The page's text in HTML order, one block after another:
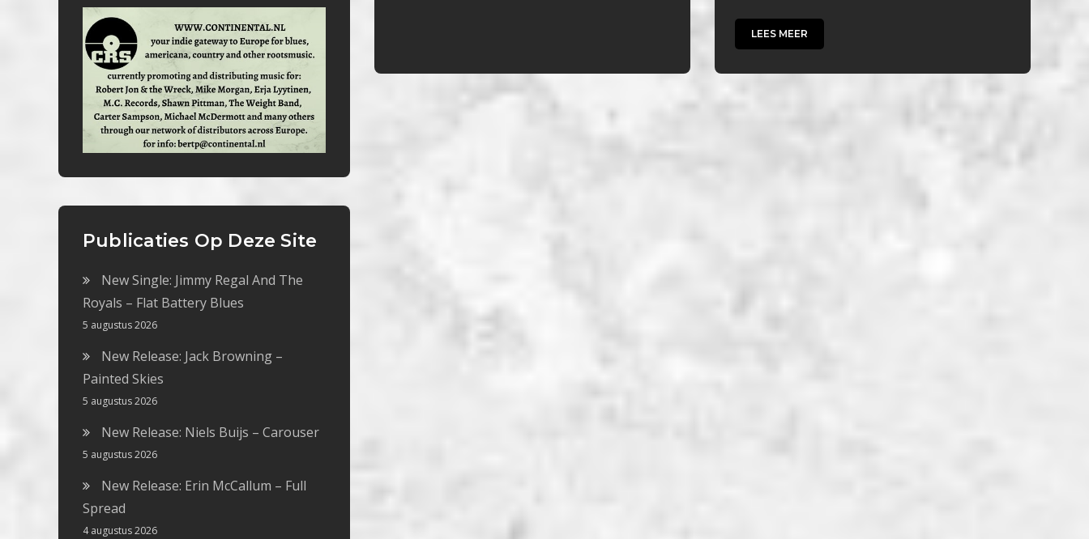
LEES MEER
Publicaties Op Deze Site
New Single: Jimmy Regal And The
Royals – Flat Battery Blues
5 augustus 2026
New Release: Jack Browning –
Painted Skies
5 augustus 2026
New Release: Niels Buijs – Carouser
5 augustus 2026
New Release: Erin McCallum – Full
Spread
4 augustus 2026